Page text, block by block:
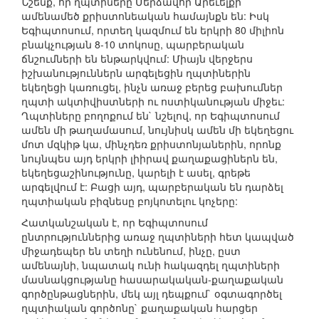
ամենամեծ քրիստոնեական համայնքն են: Իսկ
Եգիպտոսում, որտեղ կազմում են երկրի 80 միլիոն
բնակչության 8-10 տոկոսը, պարբերական
ճնշումների են ենթարկվում: Միայն վերջերս
իշխանություններն արգելեցին ղպտիներին
եկեղեցի կառուցել, ինչն առաջ բերեց բախումներ
ղպտի ակտիվիստների ու ոստիկանության միջեւ:
Ղպտիները բողոքում են` նշելով, որ Եգիպտոսում
ամեն մի թաղամասում, նույնիսկ ամեն մի եկեղեցու
մոտ մզկիթ կա, մինչդեռ քրիստոնյաներին, որոնք
նույնպես այդ երկրի լիիրավ քաղաքացիներն են,
եկեղեցաշինությունը, կարելի է ասել, գրեթե
արգելվում է: Բացի այդ, պարբերական են դարձել
ղպտիական բիզնեսը բոյկոտելու կոչերը:
Հատկանշական է, որ Եգիպտոսում
ընտրություններից առաջ ղպտիների հետ կապված
միջադեպեր են տեղի ունենում, ինչը, ըստ
ամենայնի, նպատակ ունի հակազդել ղպտիների
մասնակցությանը հասարակական-քաղաքական
գործընթացներին, մեկ այլ դեպքում` օգտագործել
ղպտիական գործոնը` քաղաքական հարցեր